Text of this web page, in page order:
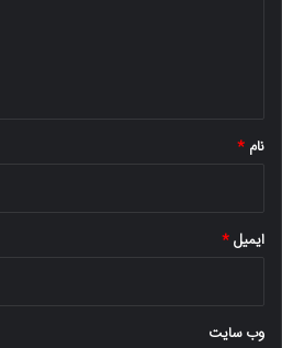
نام *
ایمیل*
وب‌ سایت